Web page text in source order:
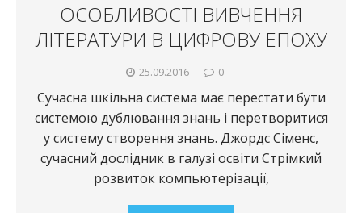
ОСОБЛИВОСТІ ВИВЧЕННЯ
ЛІТЕРАТУРИ В ЦИФРОВУ ЕПОХУ
25.09.2016 0
Сучасна шкільна система має перестати бути
системою дублювання знань і перетворитися
у систему створення знань. Джордс Сіменс,
сучасний дослідник в галузі освіти Стрімкий
розвиток компьютерізації,